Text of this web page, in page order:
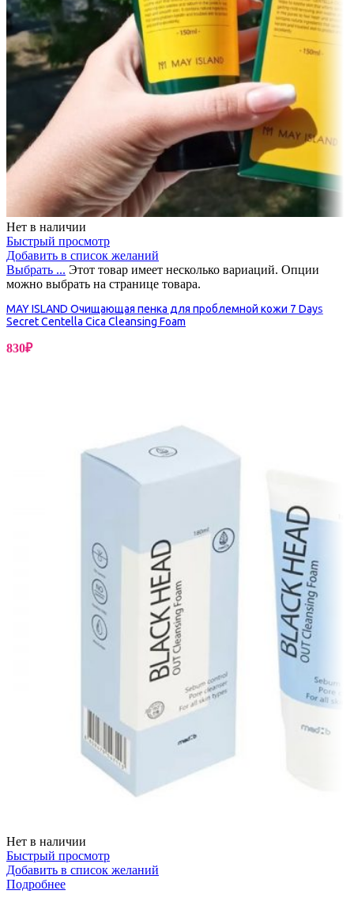
Нет в наличии
Быстрый просмотр
Добавить в список желаний
Выбрать ... Этот товар имеет несколько вариаций. Опции
можно выбрать на странице товара.
MAY ISLAND Очищающая пенка для проблемной кожи 7 Days
Secret Centella Cica Cleansing Foam
830₽
Нет в наличии
Быстрый просмотр
Добавить в список желаний
Подробнее